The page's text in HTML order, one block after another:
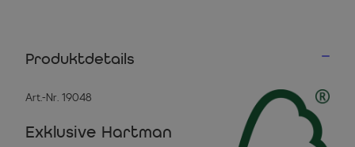
Produktdetails
Art.-Nr. 19048
Exklusive Hartman